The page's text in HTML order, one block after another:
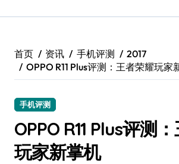
首页 资讯 手机评测
2017
OPPO R11 Plus评测：王者荣耀玩家
手机评测
OPPO R11 Plus评测
玩家新掌机